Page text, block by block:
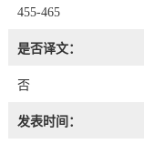
455-465
是否译文：
否
发表时间：